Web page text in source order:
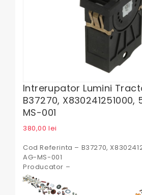
Intrerupator Lumini
B37270, X830241251000,
MS-001
380,00lei
Cod Referinta – B37270,
AG-MS-001
Producator –